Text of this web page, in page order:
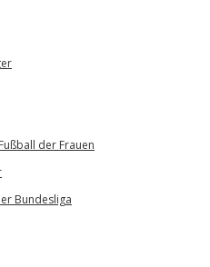
der Frauen
Bundesliga